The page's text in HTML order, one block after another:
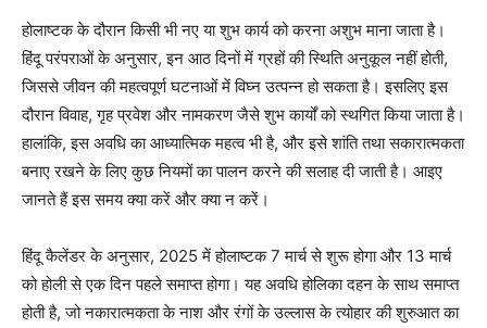
होलाष्टक के दौरान किसी भी नए या शुभ कार्य को करना अशुभ माना जाता है।
हिंदू परंपराओं के अनुसार, इन आठ दिनों में ग्रहों की स्थिति अनुकूल नहीं होती,
जिससे जीवन की महत्वपूर्ण घटनाओं में विघ्न उत्पन्न हो सकता है। इसलिए इस
दौरान विवाह, गृह प्रवेश और नामकरण जैसे शुभ कार्यों को स्थगित किया जाता है।
हालांकि, इस अवधि का आध्यात्मिक महत्व भी है, और इसे शांति तथा सकारात्मकता
बनाए रखने के लिए कुछ नियमों का पालन करने की सलाह दी जाती है। आइए
जानते हैं इस समय क्या करें और क्या न करें।
हिंदू कैलेंडर के अनुसार, 2025 में होलाष्टक 7 मार्च से शुरू होगा और 13 मार्च
को होली से एक दिन पहले समाप्त होगा। यह अवधि होलिका दहन के साथ समाप्त
होती है, जो नकारात्मकता के नाश और रंगों के उल्लास के त्योहार की शुरुआत का